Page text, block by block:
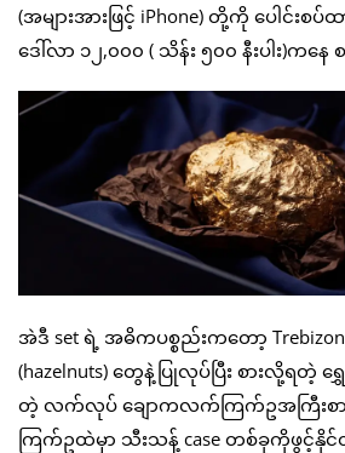
(အများအားဖြင့် iPhone) တို့ကို ပေါင်းစပ်
ဒေါ်လာ ၁၂,၀၀၀ ( သိန်း ၅၀၀ နီးပါး)ကန
အဲဒီ set ရဲ့ အဓိကပစ္စည်းကတော့
(hazelnuts) တွေနဲ့ပြုလုပ်ပြီး စားလို့ရတဲ့
တဲ့ လက်လုပ် ချောကလက်ကြက်ဥအကြီးစာ
ကြက်ဥထဲမှာ သီးသန့် case တစ်ခုကိုဖွင့်နိုင်